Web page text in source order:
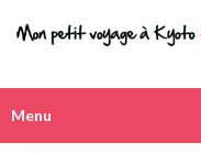
Menu